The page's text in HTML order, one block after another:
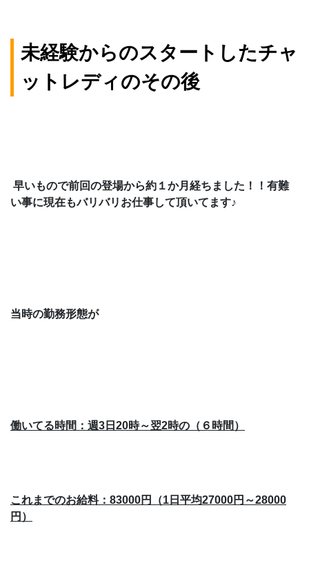
未経験からのスタートしたチャ
ットレディのその後
早いもので前回の登場から約１か月経ちました！！有難
い事に現在もバリバリお仕事して頂いてます♪
当時の勤務形態が
働いてる時間：週3 日20時～翌2時の（６時間）
これまでのお給料： 83000円（1 日平均27000円～28000
円）